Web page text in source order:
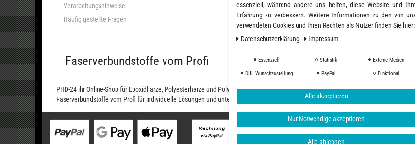
Verarbeitungshinweise
Häufig gestellte Fragen
Widerrufsformular
Impressum
Faserverbundstoffe vom Profi
PHD-24 ihr Online-Shop für Epoxidharze, Polyesterharze und Polyurethanharze und einer großen Auswahl an Fasern, Geweben,
Faserverbundstoffe vom Profi für individuelle Lösungen und unterschiedliche Ansprüche, unser Team begleitet Sie von der Planung
essenziell, während andere uns helfen, diese Website und Ihre
Erfahrung zu verbessern. Weitere Informationen zu den von
verwendeten Cookies und Ihren Rechten als Nutzer finden Sie hier:
Daten­schutz­erklärung
Impressum
Essenziell Statistik Externe Medien
DHL Wunschzustellung PayPal Funktional
Alle akzeptieren
Nur Notwendige akzeptieren
Alle ablehnen